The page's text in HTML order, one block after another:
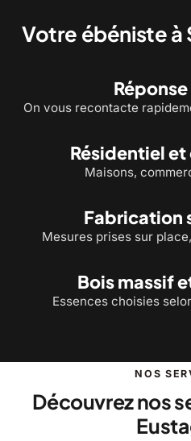
Votre ébéniste à
On vous recontacte
Résidentiel
Maisons,
Fabrication
Mesures prises sur
Bois massif
Essences choisies
NOS
Découvrez nos